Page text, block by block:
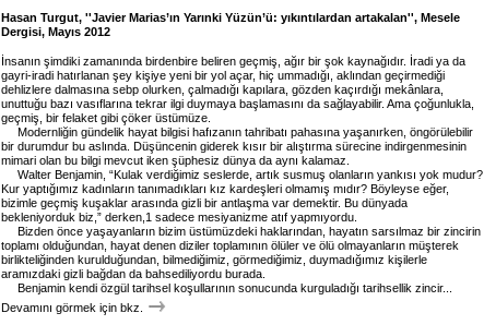
Hasan Turgut, ''Javier Marias’ın Yarınki Yüzün’ü: yıkıntılardan artakalan'', Mesele
Dergisi, Mayıs 2012
İnsanın şimdiki zamanında birdenbire beliren geçmiş, ağır bir şok kaynağıdır. İradi ya da
gayri-iradi hatırlanan şey kişiye yeni bir yol açar, hiç ummadığı, aklından geçirmediği
dehlizlere dalmasına sebp olurken, çalmadığı kapılara, gözden kaçırdığı mekânlara,
unuttuğu bazı vasıflarına tekrar ilgi duymaya başlamasını da sağlayabilir. Ama çoğunlukla,
geçmiş, bir felaket gibi çöker üstümüze.
Modernliğin gündelik hayat bilgisi hafızanın tahribatı pahasına yaşanırken, öngörülebilir
bir durumdur bu aslında. Düşüncenin giderek kısır bir alıştırma sürecine indirgenmesinin
mimari olan bu bilgi mevcut iken şüphesiz dünya da aynı kalamaz.
Walter Benjamin, “Kulak verdiğimiz seslerde, artık susmuş olanların yankısı yok mudur?
Kur yaptığımız kadınların tanımadıkları kız kardeşleri olmamış mıdır? Böyleyse eğer,
bizimle geçmiş kuşaklar arasında gizli bir antlaşma var demektir. Bu dünyada
bekleniyorduk biz,” derken,1 sadece mesiyanizme atıf yapmıyordu.
Bizden önce yaşayanların bizim üstümüzdeki haklarından, hayatın sarsılmaz bir zincirin
toplamı olduğundan, hayat denen diziler toplamının ölüler ve ölü olmayanların müşterek
birlikteliğinden kurulduğundan, bilmediğimiz, görmediğimiz, duymadığımız kişilerle
aramızdaki gizli bağdan da bahsediliyordu burada.
Benjamin kendi özgül tarihsel koşullarının sonucunda kurguladığı tarihsellik zincir...
Devamını görmek için bkz.